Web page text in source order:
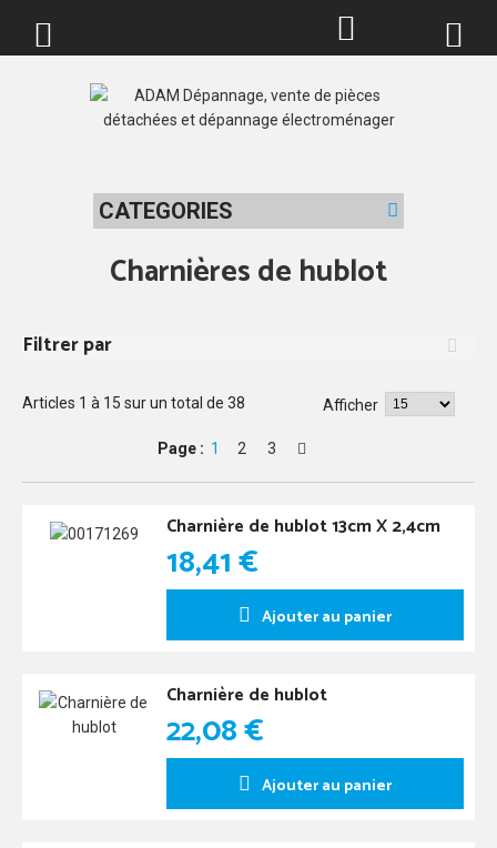
CATEGORIES
Charnières de hublot
Filtrer par
Articles 1 à 15 sur un total de 38 Afficher
Page : 1 2 3
Charnière de hublot 13cm X 2,4cm
18,41 €
Ajouter au panier
Charnière de hublot
22,08 €
Ajouter au panier